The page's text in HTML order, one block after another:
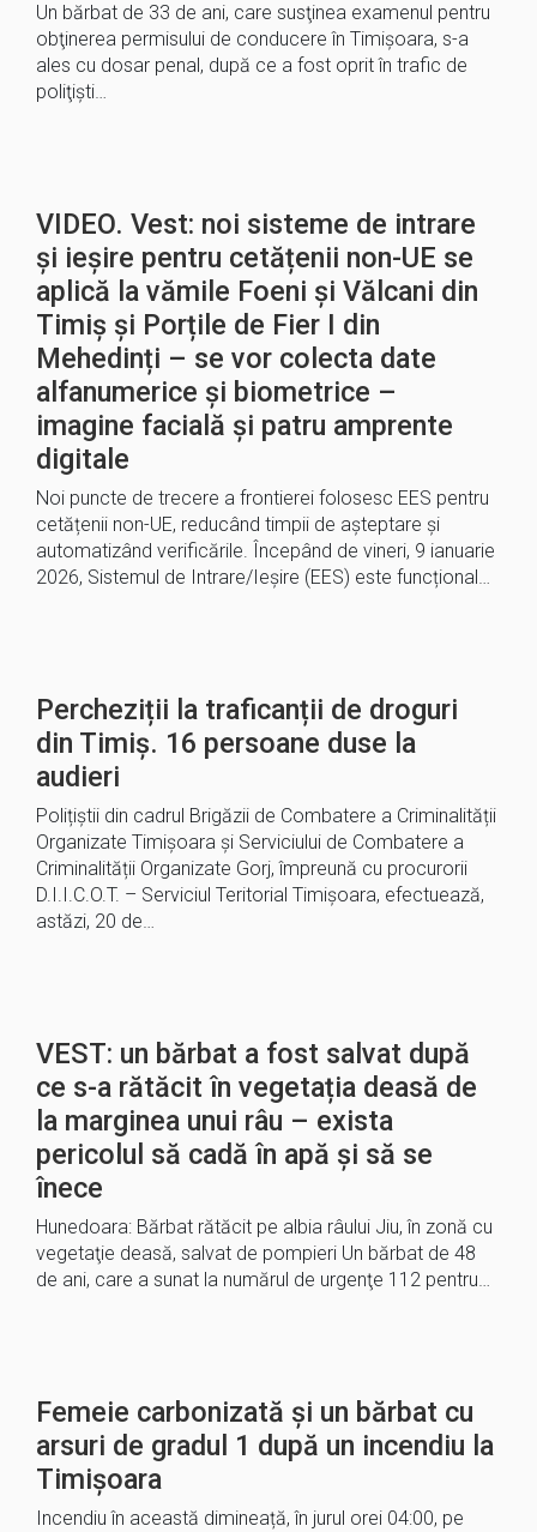
Un bărbat de 33 de ani, care susţinea examenul pentru
obţinerea permisului de conducere în Timişoara, s-a
ales cu dosar penal, după ce a fost oprit în trafic de
poliţişti…
VIDEO. Vest: noi sisteme de intrare
și ieșire pentru cetățenii non-UE se
aplică la vămile Foeni și Vălcani din
Timiș și Porțile de Fier I din
Mehedinți – se vor colecta date
alfanumerice și biometrice –
imagine facială și patru amprente
digitale
Noi puncte de trecere a frontierei folosesc EES pentru
cetățenii non-UE, reducând timpii de așteptare și
automatizând verificările. Începând de vineri, 9 ianuarie
2026, Sistemul de Intrare/Ieșire (EES) este funcțional…
Percheziții la traficanții de droguri
din Timiș. 16 persoane duse la
audieri
Polițiștii din cadrul Brigăzii de Combatere a Criminalității
Organizate Timișoara și Serviciului de Combatere a
Criminalității Organizate Gorj, împreună cu procurorii
D.I.I.C.O.T. – Serviciul Teritorial Timișoara, efectuează,
astăzi, 20 de…
VEST: un bărbat a fost salvat după
ce s-a rătăcit în vegetația deasă de
la marginea unui râu – exista
pericolul să cadă în apă și să se
înece
Hunedoara: Bărbat rătăcit pe albia râului Jiu, în zonă cu
vegetaţie deasă, salvat de pompieri Un bărbat de 48
de ani, care a sunat la numărul de urgenţe 112 pentru…
Femeie carbonizată și un bărbat cu
arsuri de gradul 1 după un incendiu la
Timișoara
Incendiu în această dimineață, în jurul orei 04:00, pe